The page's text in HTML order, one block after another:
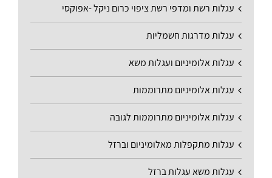
עגלות רשת ומדפי רשת ציפוי כרום ניקל -אפוקסי
עגלות מדרגות חשמליות
עגלות אלומיניום ועגלות משא
עגלות אלומיניום מתרוממות
עגלות אלומיניום מתרוממות לגובה
עגלות מתקפלות מאלומיניום וברזל
עגלות משא עגלות ברזל